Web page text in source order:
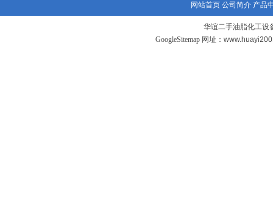
网站首页 公司简介 产品
华谊二手油脂化工设
GoogleSitemap 网址：